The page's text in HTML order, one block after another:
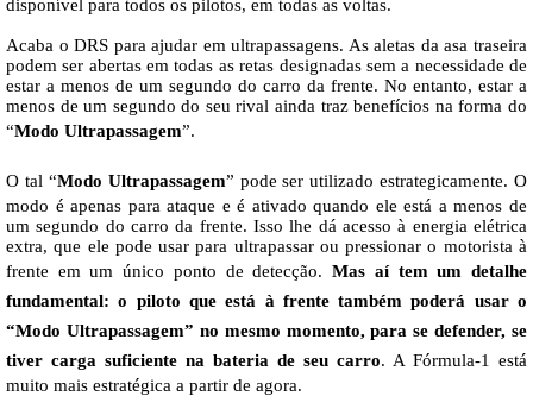
disponível para todos os pilotos, em todas as voltas.
Acaba o DRS para ajudar em ultrapassagens. As aletas da asa traseira
podem ser abertas em todas as retas designadas sem a necessidade de
estar a menos de um segundo do carro da frente. No entanto, estar a
menos de um segundo do seu rival ainda traz benefícios na forma do
“Modo Ultrapassagem”.
O tal “Modo Ultrapassagem” pode ser utilizado estrategicamente. O
modo é apenas para ataque e é ativado quando ele está a menos de
um segundo do carro da frente. Isso lhe dá acesso à energia elétrica
extra, que ele pode usar para ultrapassar ou pressionar o motorista à
frente em um único ponto de detecção. Mas aí tem um detalhe
fundamental: o piloto que está à frente também poderá usar o
“Modo Ultrapassagem” no mesmo momento, para se defender, se
tiver carga suficiente na bateria de seu carro. A Fórmula-1 está
muito mais estratégica a partir de agora.